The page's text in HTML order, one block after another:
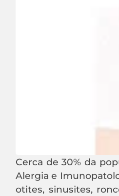
Cerca de 30% da
Alergia e
otites, sinusites,